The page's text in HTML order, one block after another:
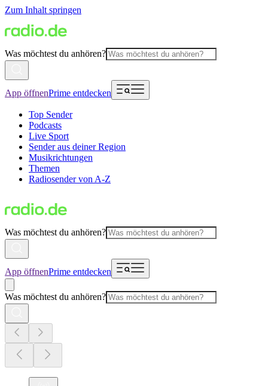
Zum Inhalt springen
Was möchtest du anhören?
App öffnenPrime entdecken
Top Sender
Podcasts
Live Sport
Sender aus deiner Region
Musikrichtungen
Themen
Radiosender von A-Z
Was möchtest du anhören?
App öffnenPrime entdecken
Was möchtest du anhören?